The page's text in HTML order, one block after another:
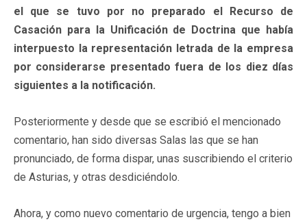
el que se tuvo por no preparado el Recurso de
Casación para la Unificación de Doctrina que había
interpuesto la representación letrada de la empresa
por considerarse presentado fuera de los diez días
siguientes a la notificación.
Posteriormente y desde que se escribió el mencionado
comentario, han sido diversas Salas las que se han
pronunciado, de forma dispar, unas suscribiendo el criterio
de Asturias, y otras desdiciéndolo.
Ahora, y como nuevo comentario de urgencia, tengo a bien